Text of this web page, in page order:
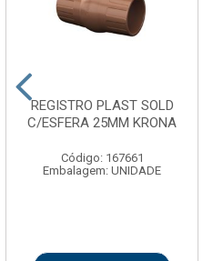
REGISTRO PLAST SOLD
C/ESFERA 25MM KRONA
Código: 167661
Embalagem: UNIDADE